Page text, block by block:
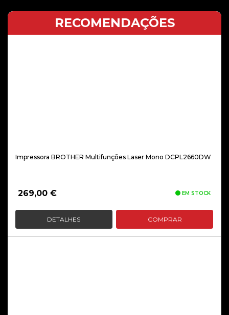
RECOMENDAÇÕES
Impressora BROTHER Multifunções Laser Mono DCPL2660DW
269,00 € EM STOCK
DETALHES COMPRAR